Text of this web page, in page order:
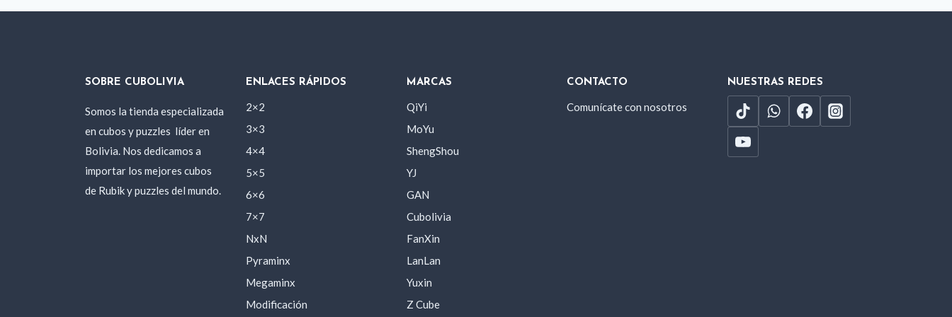
SOBRE CUBOLIVIA
Somos la tienda especializada
en cubos y puzzles líder en
Bolivia. Nos dedicamos a
importar los mejores cubos
de Rubik y puzzles del mundo.
ENLACES RÁPIDOS
2×2
3×3
4×4
5×5
6×6
7×7
NxN
Pyraminx
Megaminx
Modificación
MARCAS
QiYi
MoYu
ShengShou
YJ
GAN
Cubolivia
FanXin
LanLan
Yuxin
Z Cube
CONTACTO
Comunícate con nosotros
NUESTRAS REDES